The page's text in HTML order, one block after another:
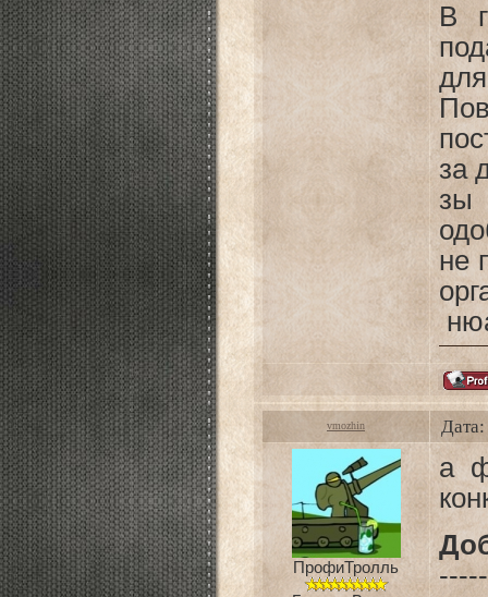
В
за
зы
не
vmozhin
ПрофиТролль
а